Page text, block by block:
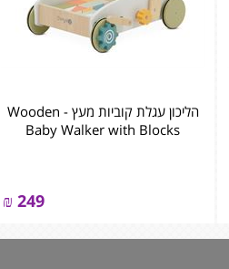
הליכון עגלת קוביות מעץ - ‏‏‏‏Wooden
Baby Walker with Blocks
249
₪